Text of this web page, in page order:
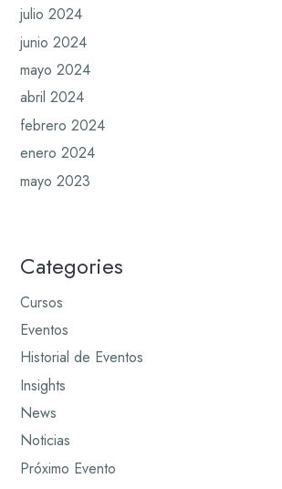
julio 2024
junio 2024
mayo 2024
abril 2024
febrero 2024
enero 2024
mayo 2023
Categories
Cursos
Eventos
Historial de Eventos
Insights
News
Noticias
Próximo Evento